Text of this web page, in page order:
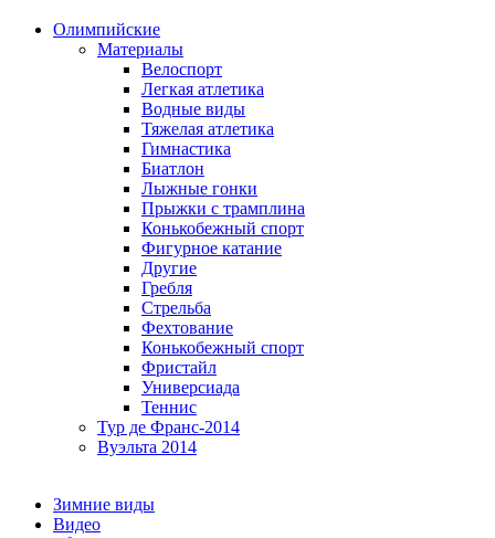
Олимпийские
Материалы
Велоспорт
Легкая атлетика
Водные виды
Тяжелая атлетика
Гимнастика
Биатлон
Лыжные гонки
Прыжки с трамплина
Конькобежный спорт
Фигурное катание
Другие
Гребля
Стрельба
Фехтование
Конькобежный спорт
Фристайл
Универсиада
Теннис
Тур де Франс-2014
Вуэльта 2014
Зимние виды
Видео